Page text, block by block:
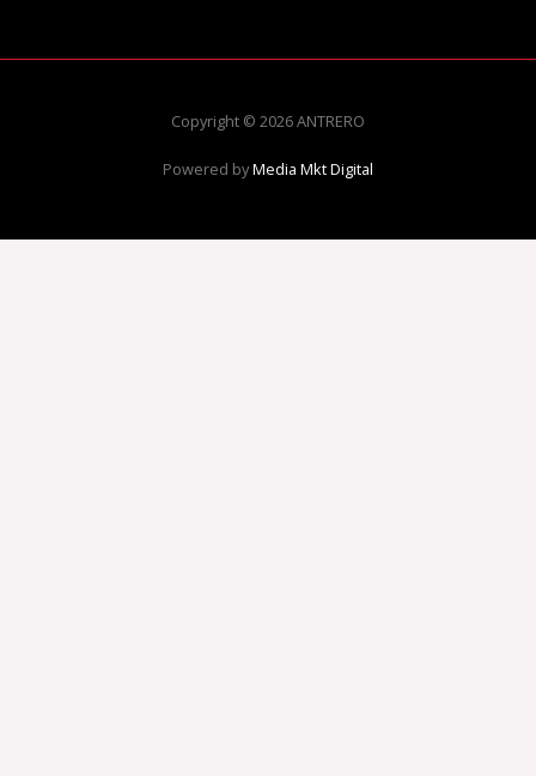
Copyright © 2026 ANTRERO
Powered byMedia Mkt Digital